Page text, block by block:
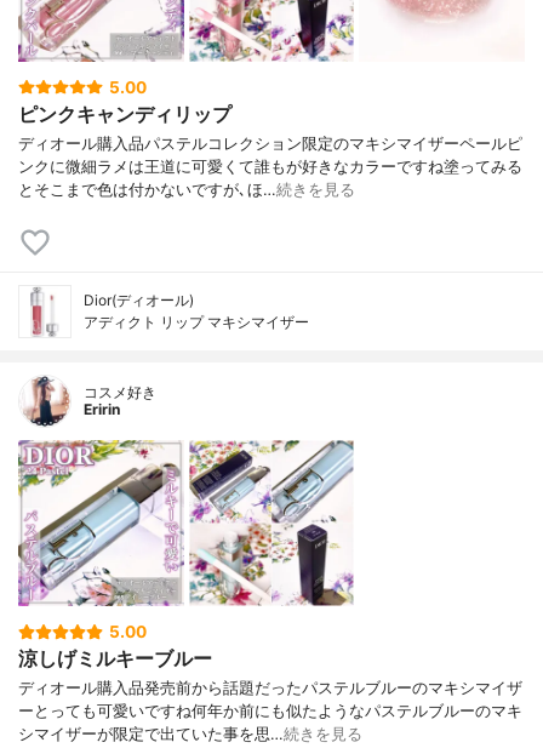
5.00
ピンクキャンディリップ
ディオール購入品パステルコレクション限定のマキシマイザーペールピ
ンクに微細ラメは王道に可愛くて誰もが好きなカラーですね塗ってみる
とそこまで色は付かないですが､ほ…続きを見る
Dior(ディオール)
アディクト リップ マキシマイザー
コスメ好き
Eririn
5.00
涼しげミルキーブルー
ディオール購入品発売前から話題だったパステルブルーのマキシマイザ
ーとっても可愛いですね何年か前にも似たようなパステルブルーのマキ
シマイザーが限定で出ていた事を思…続きを見る